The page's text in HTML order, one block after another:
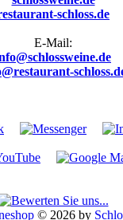
schloss.de
E-Mail:
© 2026 by